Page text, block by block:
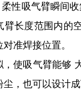
性吸气臂瞬间
长度范围内的
准焊接位置。
使吸气臂能够
，也可以设计